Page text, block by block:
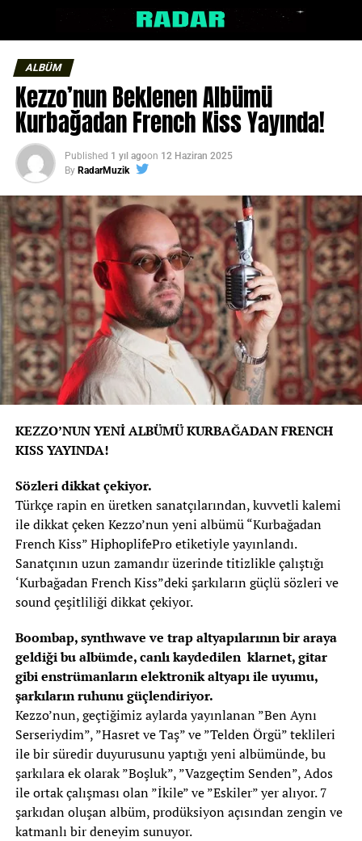
ALBÜM
Kezzo’nun Beklenen Albümü
Kurbağadan French Kiss Yayında!
Published 1 yıl agoon 12 Haziran 2025
By RadarMuzik
KEZZO’NUN YENİ ALBÜMÜ KURBAĞADAN FRENCH
KISS YAYINDA!
Sözleri dikkat çekiyor.
Türkçe rapin en üretken sanatçılarından, kuvvetli kalemi
ile dikkat çeken Kezzo’nun yeni albümü “Kurbağadan
French Kiss” HiphoplifePro etiketiyle yayınlandı.
Sanatçının uzun zamandır üzerinde titizlikle çalıştığı
‘Kurbağadan French Kiss”deki şarkıların güçlü sözleri ve
sound çeşitliliği dikkat çekiyor.
Boombap, synthwave ve trap altyapılarının bir araya
geldiği bu albümde, canlı kaydedilen klarnet, gitar
gibi enstrümanların elektronik altyapı ile uyumu,
şarkıların ruhunu güçlendiriyor.
Kezzo’nun, geçtiğimiz aylarda yayınlanan ”Ben Aynı
Serseriydim”, ”Hasret ve Taş” ve ”Telden Örgü” teklileri
ile bir süredir duyurusunu yaptığı yeni albümünde, bu
şarkılara ek olarak ”Boşluk”, ”Vazgeçtim Senden”, Ados
ile ortak çalışması olan ”İkile” ve ”Eskiler” yer alıyor. 7
şarkıdan oluşan albüm, prodüksiyon açısından zengin ve
katmanlı bir deneyim sunuyor.